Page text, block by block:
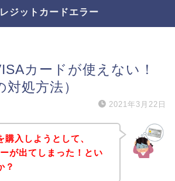
ジットカードエラー
カードが使えない！
対処方法）
2021年3月22日
入しようとして、
が出てしまった！とい
？